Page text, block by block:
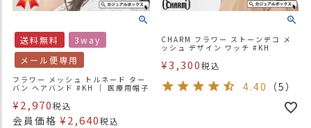
送料無料
3way
メール便専用
フラワー メッシュ トルネード ター
バン ヘアバンド #KH ｜ 医療用帽子
¥2,970税込
会員価格 ¥2,640税込
CHARM フラワー ストーンデコ メ
ッシュ デザイン ワッチ #KH
¥3,300税込
4.40 （5）